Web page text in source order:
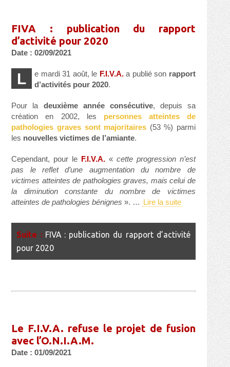
FIVA : publication du rapport
d’activité pour 2020
Date : 02/09/2021
L e mardi 31 août, le F.I.V.A.a publié son rapport
d’activités pour 2020.
Pour la deuxième année consécutive, depuis sa
création en 2002, les personnes atteintes de
pathologies graves sont majoritaires (53 %) parmi
les nouvelles victimes de l’amiante.
Cependant, pour le F.I.V.A. « cette progression n’est
pas le reflet d’une augmentation du nombre de
victimes atteintes de pathologies graves, mais celui de
la diminution constante du nombre de victimes
atteintes de pathologies bénignes ». … Lire la suite
FIVA : publication du rapport d’activité
pour 2020
Le F.I.V.A. refuse le projet de fusion
avec l’O.N.I.A.M.
Date : 01/09/2021